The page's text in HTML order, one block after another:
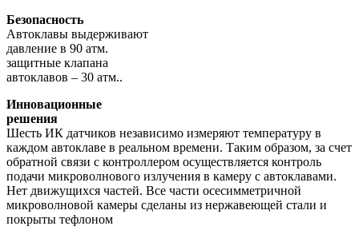
Безопасность
Автоклавы выдерживают
давление в 90 атм.
защитные клапана
автоклавов – 30 атм..
Инновационные
решения
Шесть ИК датчиков независимо измеряют температуру в
каждом автоклаве в реальном времени. Таким образом, за счет
обратной связи с контроллером осуществляется контроль
подачи микроволнового излучения в камеру с автоклавами.
Нет движущихся частей. Все части осесимметричной
микроволновой камеры сделаны из нержавеющей стали и
покрыты тефлоном